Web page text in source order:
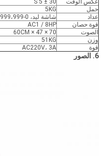
عكس الوقت
30 ± 5 S
حمل
5KG
عداد
شاشة ليد، 0-999،999
قوة حصان
AC1 / 8HP
الصوت
70 × 47 × 60CM
وزن
51KG
قوة
AC220V، 3A
6. الصور